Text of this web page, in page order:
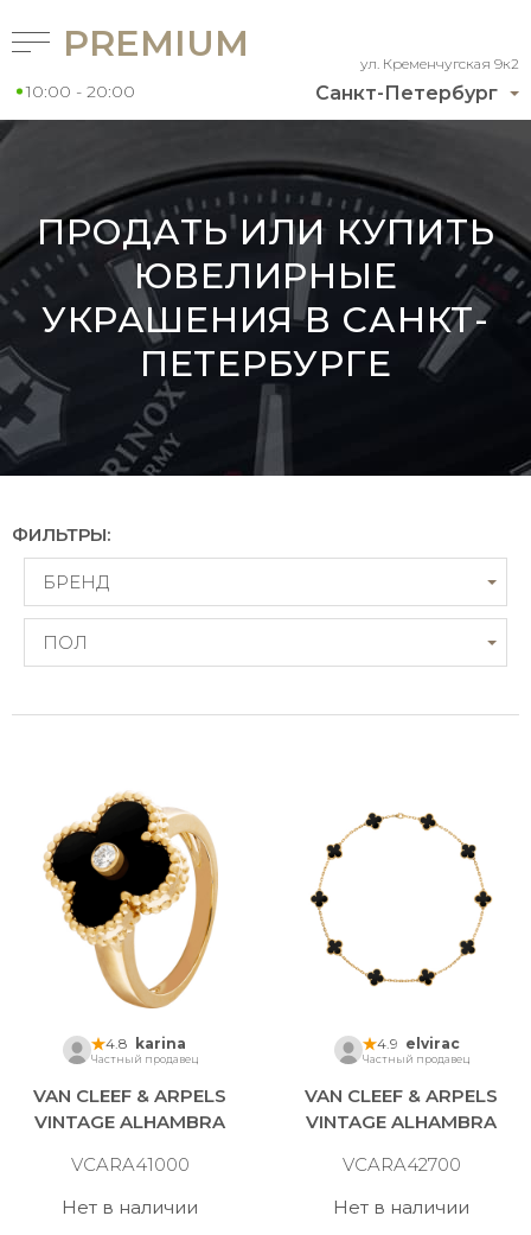
Санкт-Петербург
ул. Кременчугская 9к2
PREMIUM
10:00 - 20:00
ПРОДАТЬ ИЛИ КУПИТЬ
ЮВЕЛИРНЫЕ
УКРАШЕНИЯ В САНКТ-
ПЕТЕРБУРГЕ
ФИЛЬТРЫ:
БРЕНД
ПОЛ
4.8 karina
Частный продавец
VAN CLEEF & ARPELS
VINTAGE ALHAMBRA
VCARA41000
Нет в наличии
4.9 elvirac
Частный продавец
VAN CLEEF & ARPELS
VINTAGE ALHAMBRA
VCARA42700
Нет в наличии